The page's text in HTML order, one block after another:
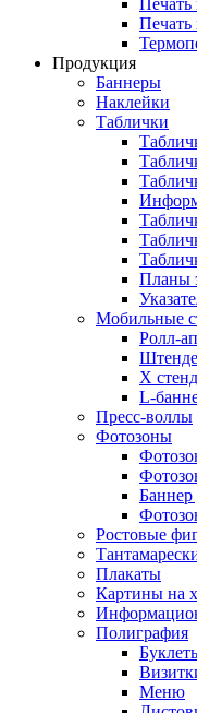
Печать
Печать
Продукция
Баннеры
Наклейки
Таблички
Планы
Мобильные
Ролл-
Х стенд
L-
Пресс-воллы
Фотозоны
Баннер
Ростовые
Плакаты
Картины на
Полиграфия
Меню